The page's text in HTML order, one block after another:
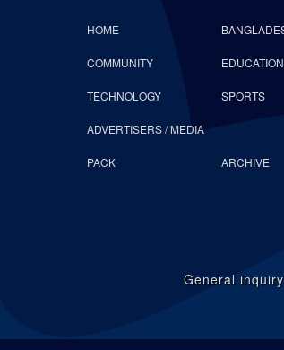
HOME
COMMUNITY EDUCATION
TECHNOLOGY SPORTS
ADVERTISERS / MEDIA
PACK ARCHIVE
General